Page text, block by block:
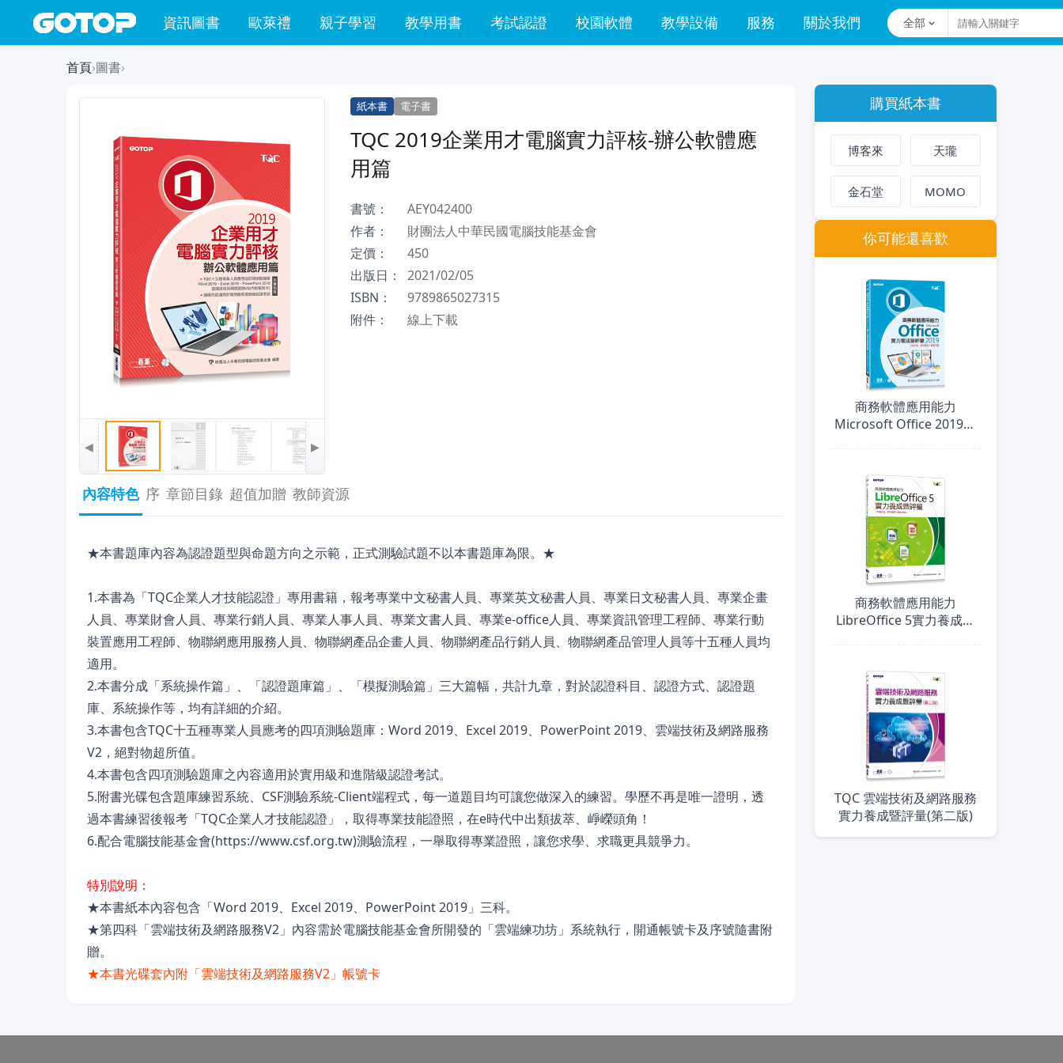
資訊圖書 歐萊禮 親子學習 教學用書 考試認證 校園軟體 教學設備 服務 關於我們 全部
首頁›圖書›
◀ ▶
紙本書 電子書
TQC 2019企業用才電腦實力評核-辦公軟體應
用篇
書號：
AEY042400
作者：
財團法人中華民國電腦技能基金會
定價：
450
出版日：
2021/02/05
ISBN：
9789865027315
附件：
線上下載
內容特色 序 章節目錄 超值加贈 教師資源
★本書題庫內容為認證題型與命題方向之示範，正式測驗試題不以本書題庫為限。★
1.本書為「TQC企業人才技能認證」專用書籍，報考專業中文秘書人員、專業英文秘書人員、專業日文秘書人員、專業企畫
人員、專業財會人員、專業行銷人員、專業人事人員、專業文書人員、專業e-office人員、專業資訊管理工程師、專業行動
裝置應用工程師、物聯網應用服務人員、物聯網產品企畫人員、物聯網產品行銷人員、物聯網產品管理人員等十五種人員均
適用。
2.本書分成「系統操作篇」、「認證題庫篇」、「模擬測驗篇」三大篇幅，共計九章，對於認證科目、認證方式、認證題
庫、系統操作等，均有詳細的介紹。
3.本書包含TQC十五種專業人員應考的四項測驗題庫：Word 2019、Excel 2019、PowerPoint 2019、雲端技術及網路服務
V2，絕對物超所值。
4.本書包含四項測驗題庫之內容適用於實用級和進階級認證考試。
5.附書光碟包含題庫練習系統、CSF測驗系統-Client端程式，每一道題目均可讓您做深入的練習。學歷不再是唯一證明，透
過本書練習後報考「TQC企業人才技能認證」，取得專業技能證照，在e時代中出類拔萃、崢嶸頭角！
6.配合電腦技能基金會(https://www.csf.org.tw)測驗流程，一舉取得專業證照，讓您求學、求職更具競爭力。
特別說明：
★本書紙本內容包含「Word 2019、Excel 2019、PowerPoint 2019」三科。
★第四科「雲端技術及網路服務V2」內容需於電腦技能基金會所開發的「雲端練功坊」系統執行，開通帳號卡及序號隨書附
贈。
★本書光碟套內附「雲端技術及網路服務V2」帳號卡
購買紙本書
博客來 天瓏
金石堂 MOMO
你可能還喜歡
商務軟體應用能力
Microsoft Office 2019實
商務軟體應用能力
LibreOffice 5實力養成暨
TQC 雲端技術及網路服務
實力養成暨評量(第二版)